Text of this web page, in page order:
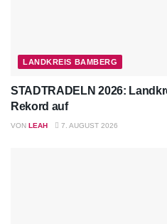
LANDKREIS BAMBERG
STADTRADELN 2026:
Rekord auf
VON LEAH 7. AUGUST 2026